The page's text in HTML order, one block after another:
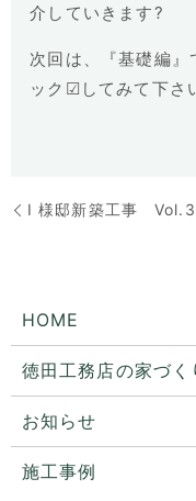
介していきます?
次回は、『基礎編
ック☑してみて下さ
I 様邸新築工事 Vol.3
HOME
徳田工務店の家づく
お知らせ
施工事例